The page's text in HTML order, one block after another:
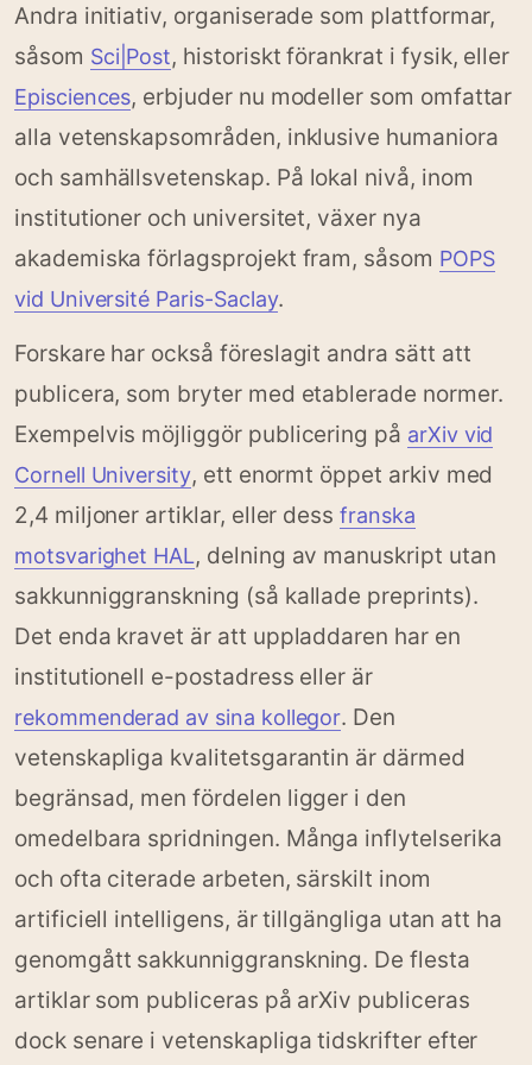
Andra initiativ, organiserade som plattformar,
såsom Sci|Post, historiskt förankrat i fysik, eller
Episciences, erbjuder nu modeller som omfattar
alla vetenskapsområden, inklusive humaniora
och samhällsvetenskap. På lokal nivå, inom
institutioner och universitet, växer nya
akademiska förlagsprojekt fram, såsom POPS
vid Université Paris-Saclay.
Forskare har också föreslagit andra sätt att
publicera, som bryter med etablerade normer.
Exempelvis möjliggör publicering på arXiv vid
Cornell University, ett enormt öppet arkiv med
2,4 miljoner artiklar, eller dessfranska
motsvarighet HAL, delning av manuskript utan
sakkunniggranskning (så kallade preprints).
Det enda kravet är att uppladdaren har en
institutionell e-postadress eller är
rekommenderad av sina kollegor. Den
vetenskapliga kvalitetsgarantin är därmed
begränsad, men fördelen ligger i den
omedelbara spridningen. Många inflytelserika
och ofta citerade arbeten, särskilt inom
artificiell intelligens, är tillgängliga utan att ha
genomgått sakkunniggranskning. De flesta
artiklar som publiceras på arXiv publiceras
dock senare i vetenskapliga tidskrifter efter